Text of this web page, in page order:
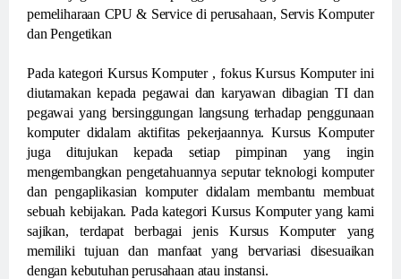
pemeliharaan CPU & Service di perusahaan, Servis Komputer
dan Pengetikan
Pada kategori Kursus Komputer , fokus Kursus Komputer ini
diutamakan kepada pegawai dan karyawan dibagian TI dan
pegawai yang bersinggungan langsung terhadap penggunaan
komputer didalam aktifitas pekerjaannya. Kursus Komputer
juga ditujukan kepada setiap pimpinan yang ingin
mengembangkan pengetahuannya seputar teknologi komputer
dan pengaplikasian komputer didalam membantu membuat
sebuah kebijakan. Pada kategori Kursus Komputer yang kami
sajikan, terdapat berbagai jenis Kursus Komputer yang
memiliki tujuan dan manfaat yang bervariasi disesuaikan
dengan kebutuhan perusahaan atau instansi.